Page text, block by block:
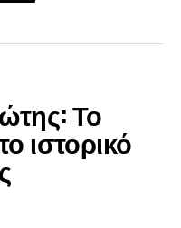
Το
ιστορικό